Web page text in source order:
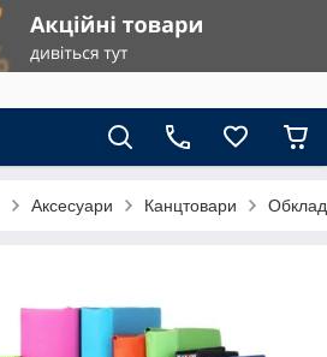
Аксесуари Канцтовари